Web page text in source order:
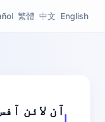
English
中文
繁體
آن لائن